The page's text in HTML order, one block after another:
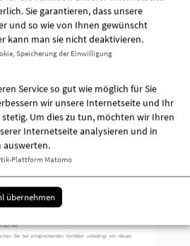
Sie garantieren, dass unsere
und so wie von Ihnen gewünscht
kann man sie nicht deaktivieren.
Speicherung der Einwilligung
Service so gut wie möglich für Sie
wir unsere Internetseite und Ihr
Um dies zu tun, möchten wir Ihren
Internetseite analysieren und in
auswerten.
Plattform Matomo
übernehmen